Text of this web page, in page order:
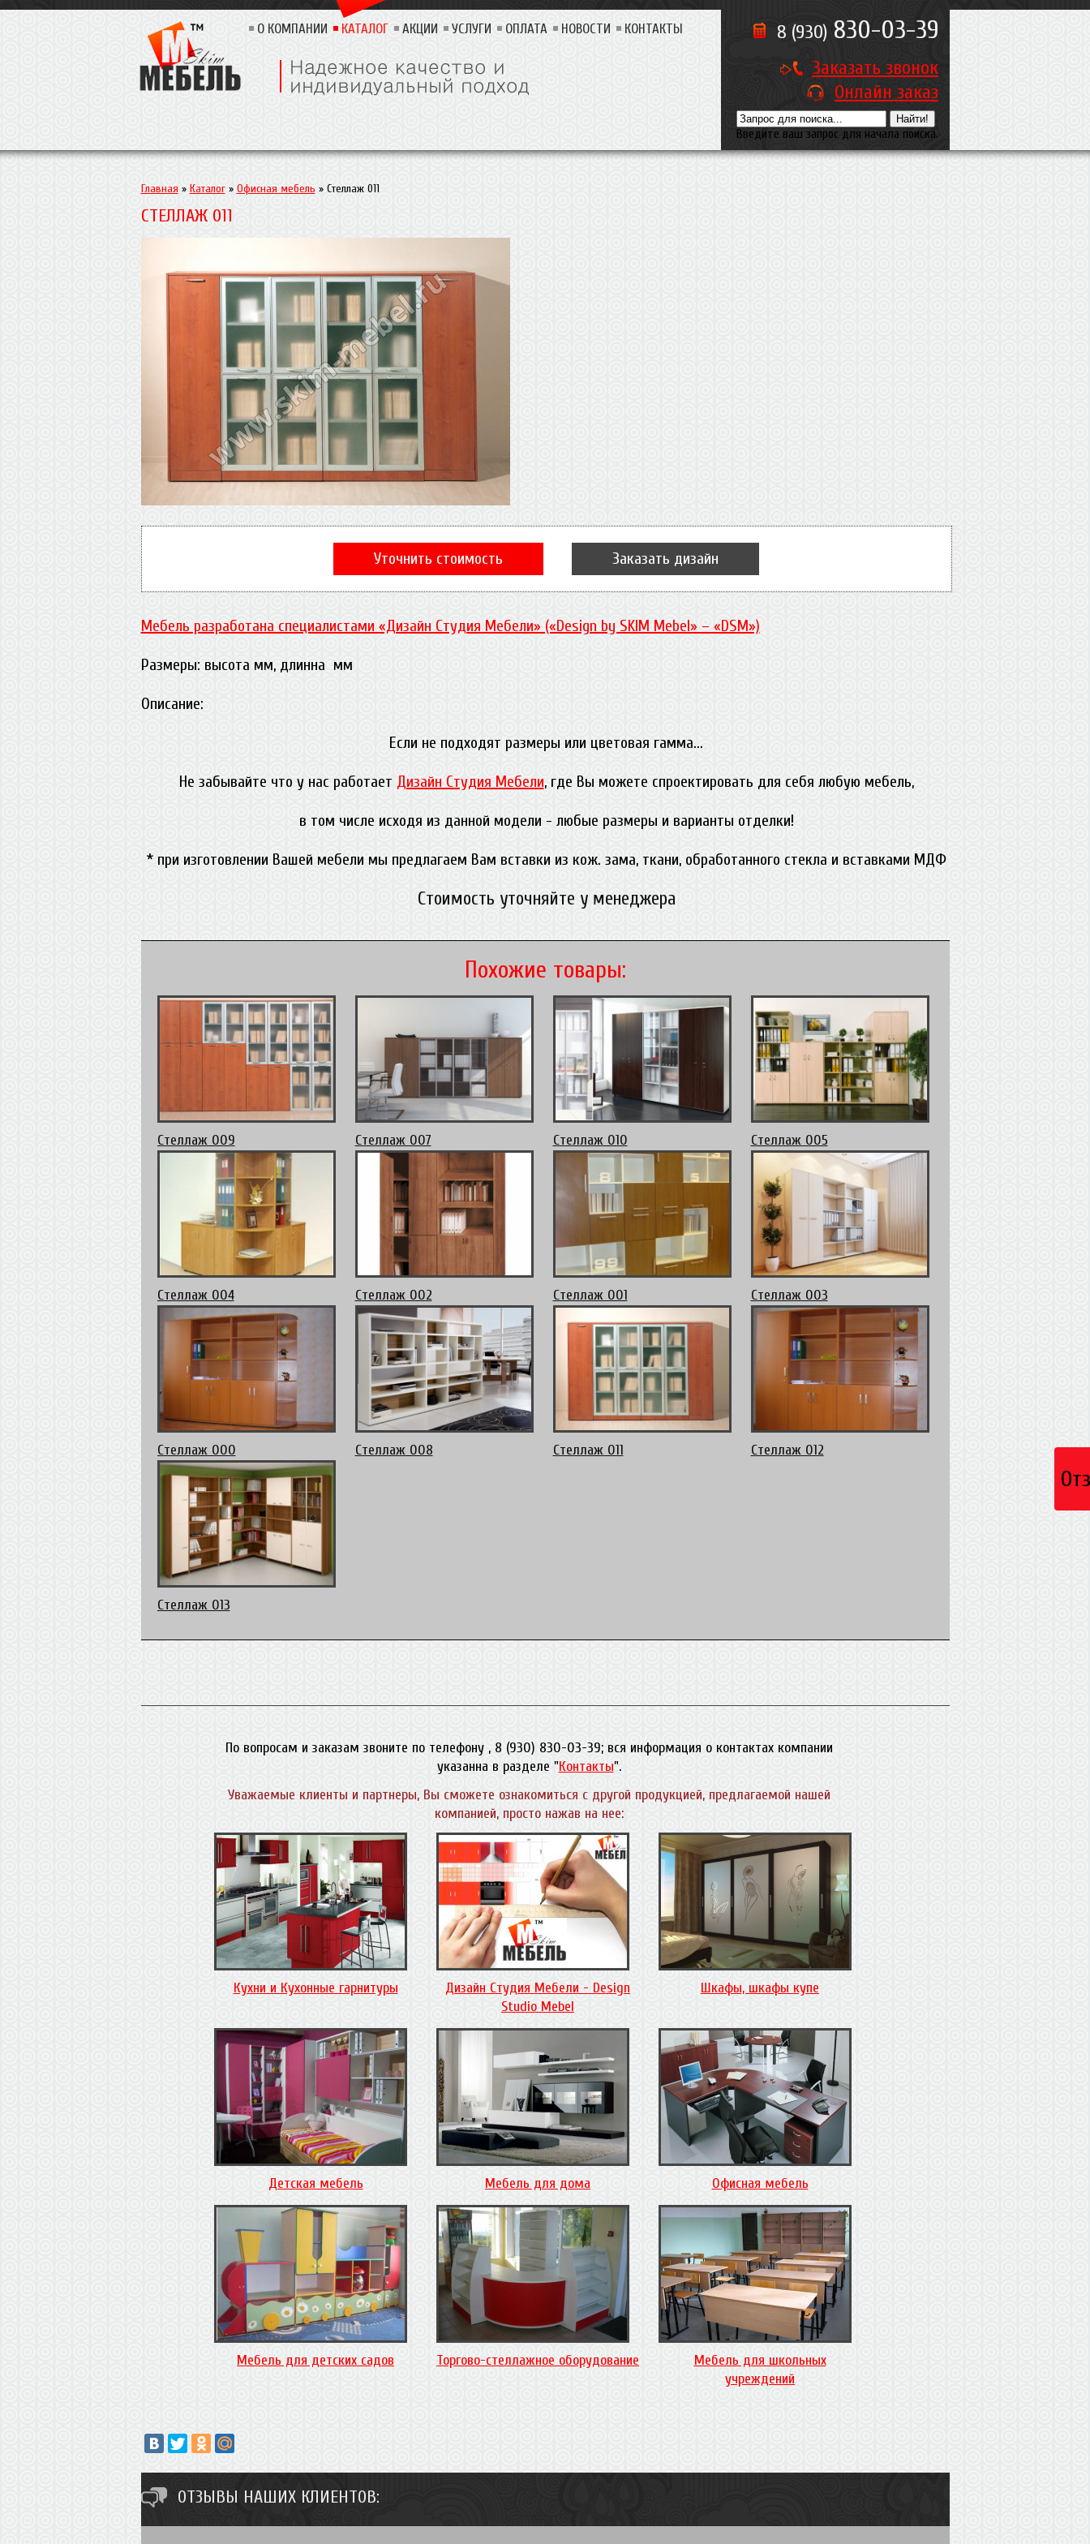
Введите ваш запрос для начала поиска.
О КОМПАНИИ КАТАЛОГ АКЦИИ УСЛУГИ ОПЛАТА НОВОСТИ КОНТАКТЫ 8 (930) 830-03-39
Заказать звонок
Онлайн заказ
Главная » Каталог» Офисная мебель » Стеллаж 011
СТЕЛЛАЖ 011
Уточнить стоимость Заказать дизайн
Мебель разработана специалистами «Дизайн Студия Мебели» («Design by SKIM Mebel» – «DSM»)
Размеры: высота мм, длинна мм
Описание:
Если не подходят размеры или цветовая гамма...
Не забывайте что у нас работает Дизайн Студия Мебели, где Вы можете спроектировать для себя любую мебель,
в том числе исходя из данной модели - любые размеры и варианты отделки!
* при изготовлении Вашей мебели мы предлагаем Вам вставки из кож. зама, ткани, обработанного стекла и вставками МДФ
Стоимость уточняйте у менеджера
Похожие товары:
Стеллаж 009 Стеллаж 007 Стеллаж 010 Стеллаж 005
Стеллаж 004 Стеллаж 002 Стеллаж 001 Стеллаж 003
Стеллаж 000 Стеллаж 008 Стеллаж 011 Стеллаж 012
Стеллаж 013
По вопросам и заказам звоните по телефону , 8 (930) 830-03-39; вся информация о контактах компании
указанна в разделе "Контакты".
Уважаемые клиенты и партнеры, Вы сможете ознакомиться с другой продукцией, предлагаемой нашей
компанией, просто нажав на нее:
Кухни и Кухонные гарнитуры
Дизайн Студия Мебели - Design
Studio Mebel
Шкафы, шкафы купе
Детская мебель Мебель для дома Офисная мебель
Мебель для детских садов Торгово-стеллажное оборудование
Мебель для школьных
учреждений
ОТЗЫВЫ НАШИХ КЛИЕНТОВ: